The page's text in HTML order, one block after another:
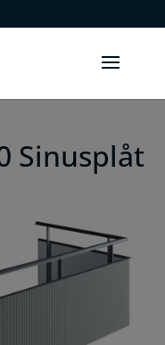
Sinusplåt